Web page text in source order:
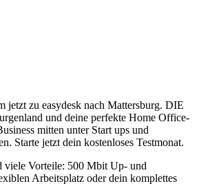
jetzt zu easydesk nach Mattersburg. DIE
und deine perfekte Home Office-
mitten unter Start ups und
Starte jetzt dein kostenloses Testmonat.
viele Vorteile: 500 Mbit Up- und
Arbeitsplatz oder dein komplettes